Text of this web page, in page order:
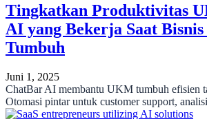
Tingkatkan Produktivitas
AI yang Bekerja Saat Bisnis
Tumbuh
Juni 1, 2025
ChatBar AI membantu UKM tumbuh efisien
Otomasi pintar untuk customer support,